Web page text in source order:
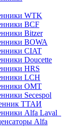
WTK
BCF
Bitzer
BOWA
CIAT
Doucette
HRS
LCH
OMT
Secespol
ТТАИ
Alfa Laval
Alfa